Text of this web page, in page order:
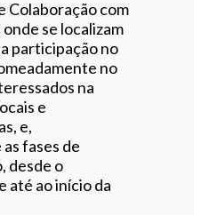
Colaboração com
se localizam
participação no
no
na
e
e,
fases de
desde o
até ao início da